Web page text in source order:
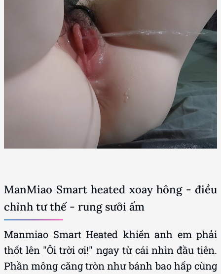
ManMiao Smart heated xoay hông - điều
chỉnh tư thế - rung sưởi ấm
Manmiao Smart Heated khiến anh em phải
thốt lên "Ôi trời ơi!" ngay từ cái nhìn đầu tiên.
Phần mông căng tròn như bánh bao hấp cùng